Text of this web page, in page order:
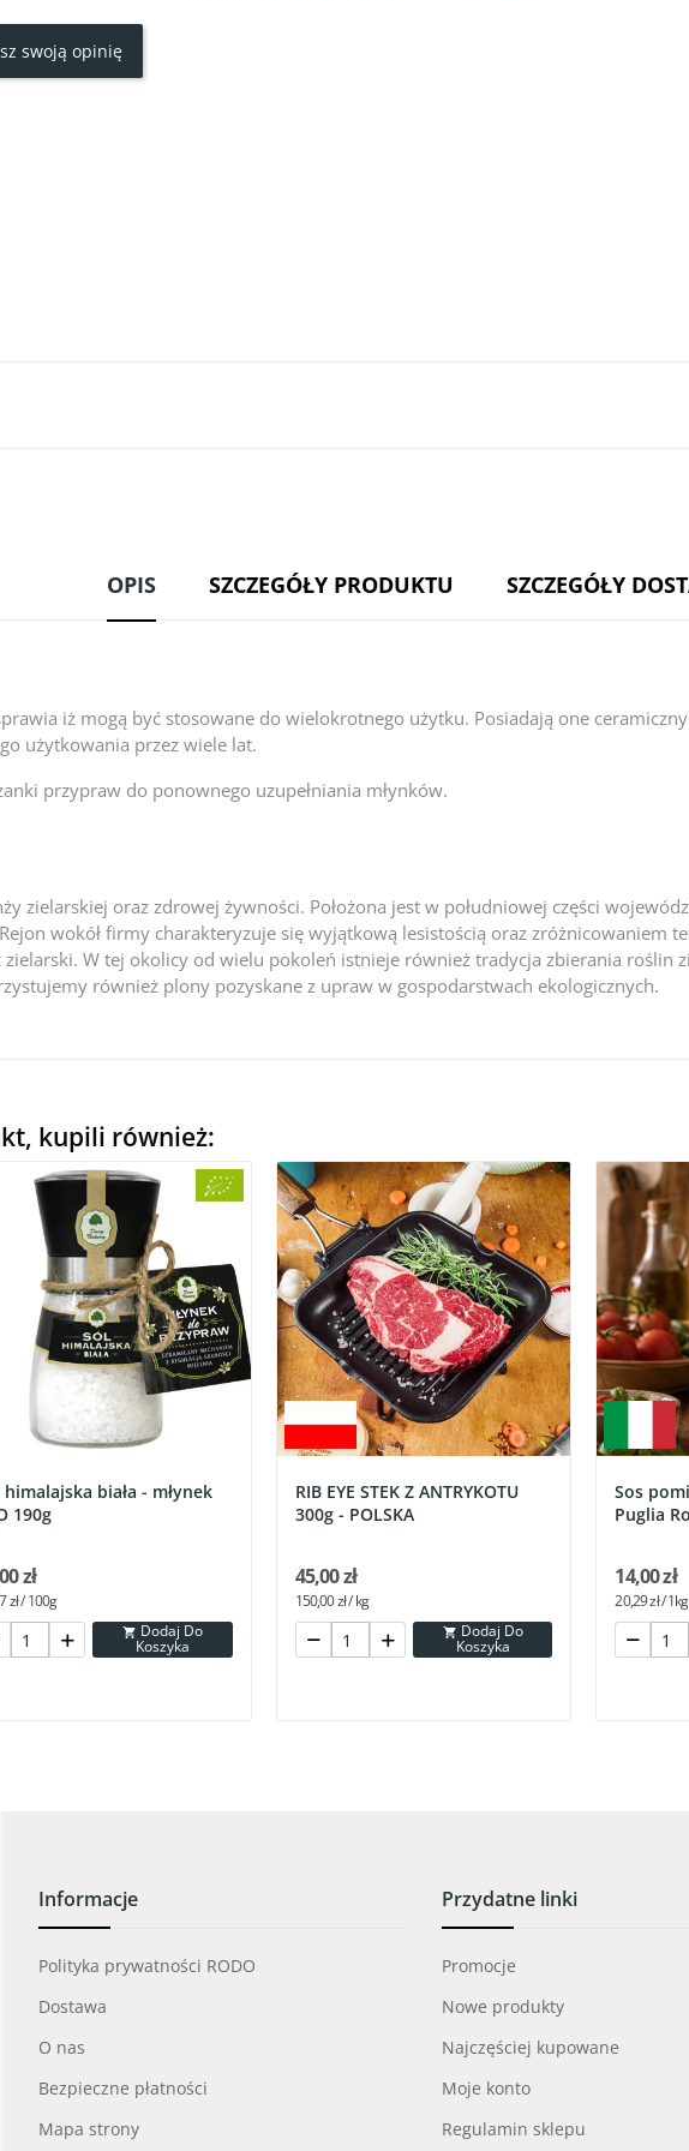
swoją opinię
OPIS SZCZEGÓŁY PRODUKTU SZCZEGÓŁY
iż mogą być stosowane do wielokrotnego użytku. Posiadają one
użytkowania przez wiele lat.
przypraw do ponownego uzupełniania młynków.
zielarskiej oraz zdrowej żywności. Położona jest w południowej części
wokół firmy charakteryzuje się wyjątkową lesistością oraz zróżnicowaniem
W tej okolicy od wielu pokoleń istnieje również tradycja zbierania roślin
również plony pozyskane z upraw w gospodarstwach ekologicznych.
kupili również:
himalajska biała - młynek
190g

Koszyka
zł
zł / 100g
RIB EYE STEK Z ANTRYKOTU
300g - POLSKA

Koszyka
45,00 zł
150,00 zł / kg
Sos
Puglia
14,00 zł
20,29 zł / 1kg
Informacje
Polityka prywatności RODO
Dostawa
O nas
Bezpieczne płatności
Mapa strony
Przydatne linki
Promocje
Nowe produkty
Najczęściej kupowane
Moje konto
Regulamin sklepu